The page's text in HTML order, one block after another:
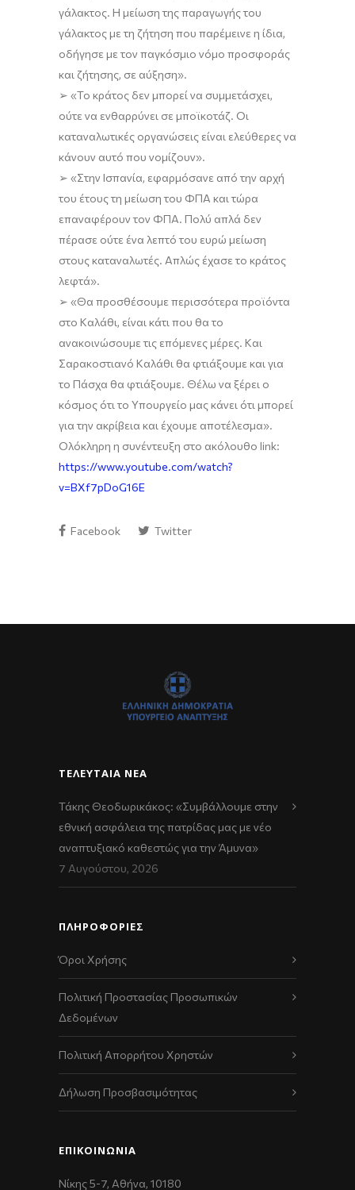
γάλακτος. Η μείωση της παραγωγής του
γάλακτος με τη ζήτηση που παρέμεινε η ίδια,
οδήγησε με τον παγκόσμιο νόμο προσφοράς
και ζήτησης, σε αύξηση».
➢ «Το κράτος δεν μπορεί να συμμετάσχει,
ούτε να ενθαρρύνει σε μποϊκοτάζ. Οι
καταναλωτικές οργανώσεις είναι ελεύθερες να
κάνουν αυτό που νομίζουν».
➢ «Στην Ισπανία, εφαρμόσανε από την αρχή
του έτους τη μείωση του ΦΠΑ και τώρα
επαναφέρουν τον ΦΠΑ. Πολύ απλά δεν
πέρασε ούτε ένα λεπτό του ευρώ μείωση
στους καταναλωτές. Απλώς έχασε το κράτος
λεφτά».
➢ «Θα προσθέσουμε περισσότερα προϊόντα
στο Καλάθι, είναι κάτι που θα το
ανακοινώσουμε τις επόμενες μέρες. Και
Σαρακοστιανό Καλάθι θα φτιάξουμε και για
το Πάσχα θα φτιάξουμε. Θέλω να ξέρει ο
κόσμος ότι το Υπουργείο μας κάνει ότι μπορεί
για την ακρίβεια και έχουμε αποτέλεσμα».
Ολόκληρη η συνέντευξη στο ακόλουθο link:
https://www.youtube.com/watch?
v=BXf7pDoG16E
Facebook Twitter
ΤΕΛΕΥΤΑΊΑ ΝΈΑ
Τάκης Θεοδωρικάκος: «Συμβάλλουμε στην
εθνική ασφάλεια της πατρίδας μας με νέο
αναπτυξιακό καθεστώς για την Άμυνα»
7 Αυγούστου, 2026
ΠΛΗΡΟΦΟΡΙΕΣ
Όροι Χρήσης
Πολιτική Προστασίας Προσωπικών
Δεδομένων
Πολιτική Απορρήτου Χρηστών
Δήλωση Προσβασιμότητας
ΕΠΙΚΟΙΝΩΝΊΑ
Νίκης 5-7, Αθήνα, 10180